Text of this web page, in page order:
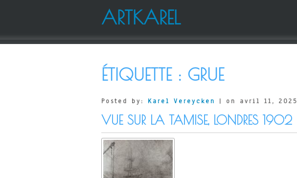
ARTKAREL
ÉTIQUETTE : GRUE
Posted by: Karel Vereycken | on avril 11, 2025
VUE SUR LA TAMISE, LONDRES 1902